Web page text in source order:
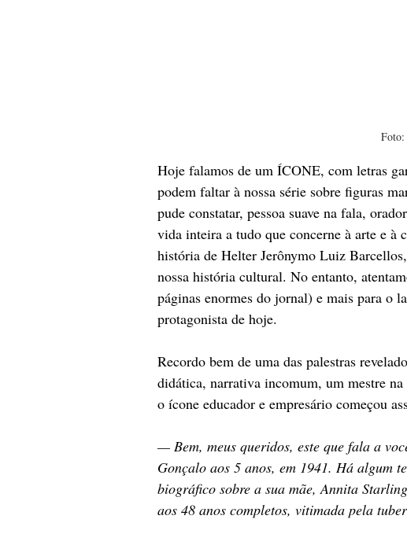
Hoje falamos de um ÍCONE, com letras
podem faltar à nossa série sobre figuras
pude constatar, pessoa suave na fala,
vida inteira a tudo que concerne à arte e à
história de Helter Jerônymo Luiz
nossa história cultural. No entanto,
páginas enormes do jornal) e mais para o
protagonista de hoje.
Recordo bem de uma das palestras
didática, narrativa incomum, um mestre
o ícone educador e empresário começou
— Bem, meus queridos, este que fala a
Gonçalo aos 5 anos, em 1941. Há algum
biográfico sobre a sua mãe, Annita
aos 48 anos completos, vitimada pela